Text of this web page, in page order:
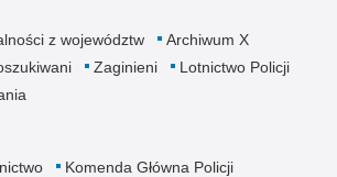
z województw
Archiwum X
Zaginieni
Lotnictwo Policji
Komenda Główna Policji